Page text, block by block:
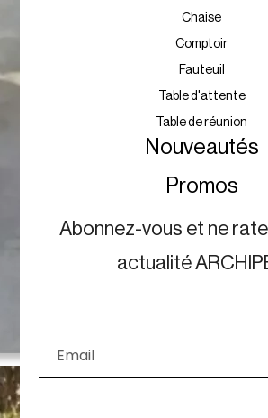
Chaise
Comptoir
Fauteuil
Table d'attente
Table de réunion
Nouveautés
Promos
Abonnez-vous et ne
actualité